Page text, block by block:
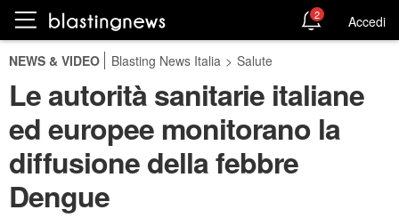
2 Accedi
NEWS & VIDEO Blasting News Italia > Salute
Le autorità sanitarie italiane
ed europee monitorano la
diffusione della febbre
Dengue